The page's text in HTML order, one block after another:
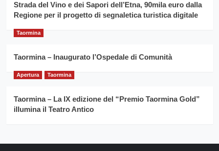
Strada del Vino e dei Sapori dell’Etna, 90mila euro dalla
Regione per il progetto di segnaletica turistica digitale
Taormina
Taormina – Inaugurato l’Ospedale di Comunità
Apertura Taormina
Taormina – La IX edizione del “Premio Taormina Gold”
illumina il Teatro Antico